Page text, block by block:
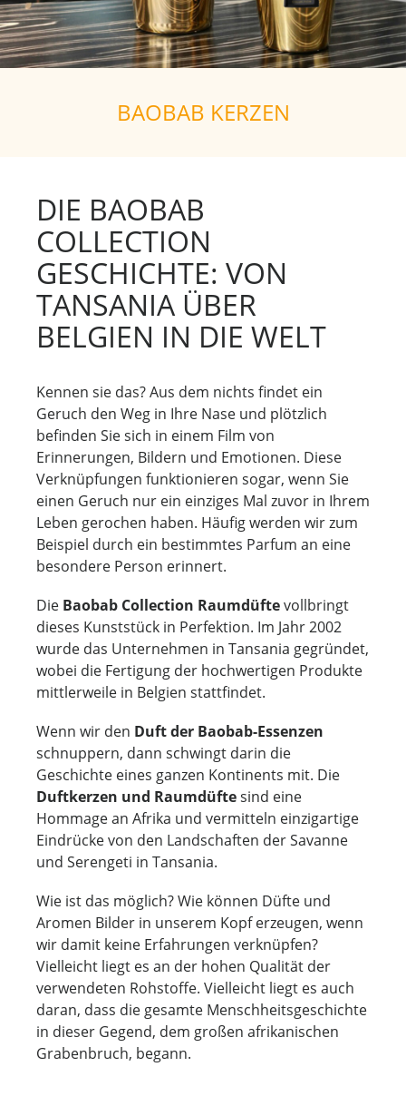
BAOBAB KERZEN
DIE BAOBAB
COLLECTION
GESCHICHTE: VON
TANSANIA ÜBER
BELGIEN IN DIE WELT
Kennen sie das? Aus dem nichts findet ein
Geruch den Weg in Ihre Nase und plötzlich
befinden Sie sich in einem Film von
Erinnerungen, Bildern und Emotionen. Diese
Verknüpfungen funktionieren sogar, wenn Sie
einen Geruch nur ein einziges Mal zuvor in Ihrem
Leben gerochen haben. Häufig werden wir zum
Beispiel durch ein bestimmtes Parfum an eine
besondere Person erinnert.
Die Baobab Collection Raumdüftevollbringt
dieses Kunststück in Perfektion. Im Jahr 2002
wurde das Unternehmen in Tansania gegründet,
wobei die Fertigung der hochwertigen Produkte
mittlerweile in Belgien stattfindet.
Wenn wir den Duft der Baobab-Essenzen
schnuppern, dann schwingt darin die
Geschichte eines ganzen Kontinents mit. Die
Duftkerzen und Raumdüftesind eine
Hommage an Afrika und vermitteln einzigartige
Eindrücke von den Landschaften der Savanne
und Serengeti in Tansania.
Wie ist das möglich? Wie können Düfte und
Aromen Bilder in unserem Kopf erzeugen, wenn
wir damit keine Erfahrungen verknüpfen?
Vielleicht liegt es an der hohen Qualität der
verwendeten Rohstoffe. Vielleicht liegt es auch
daran, dass die gesamte Menschheitsgeschichte
in dieser Gegend, dem großen afrikanischen
Grabenbruch, begann.